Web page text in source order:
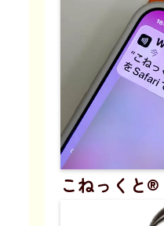
こねっくと®